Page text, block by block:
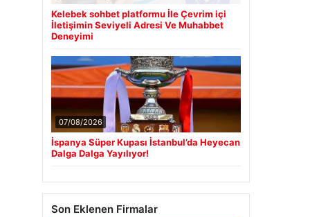
Kelebek sohbet platformu İle Çevrim içi
İletişimin Seviyeli Adresi Ve Muhabbet
Deneyimi
07/08/2026
İspanya Süper Kupası İstanbul’da Heyecan
Dalga Dalga Yayılıyor!
Son Eklenen Firmalar